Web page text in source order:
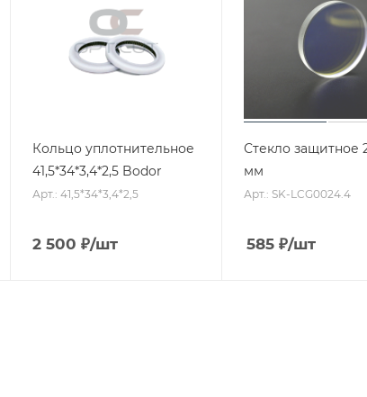
Кольцо уплотнительное
41,5*34*3,4*2,5 Bodor
Арт.: 41,5*34*3,4*2,5
2 500 ₽/шт
Стекло защитное
мм
Арт.: SK-LCG0024.4
585 ₽/шт